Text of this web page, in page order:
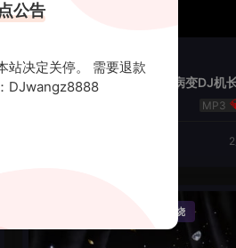
暂无标签
时光回忆-讲真的爱你会病变DJ机
云翔
英文串烧
公告
站决定关停。 需要退款
DJwangz8888